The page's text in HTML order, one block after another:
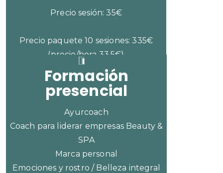
Precio sesión: 35€
Precio paquete 10 sesiones: 335€
(precio/hora 33,5€)
Formación
presencial
Ayurcoach
Coach para liderar empresas Beauty &
SPA
Marca personal
Emociones y rostro / Belleza integral